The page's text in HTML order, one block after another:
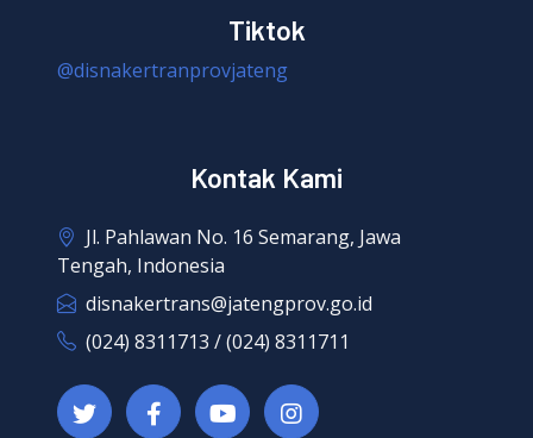
Tiktok
@disnakertranprovjateng
Kontak Kami
Jl. Pahlawan No. 16 Semarang, Jawa
Tengah, Indonesia
disnakertrans@jatengprov.go.id
(024) 8311713 / (024) 8311711